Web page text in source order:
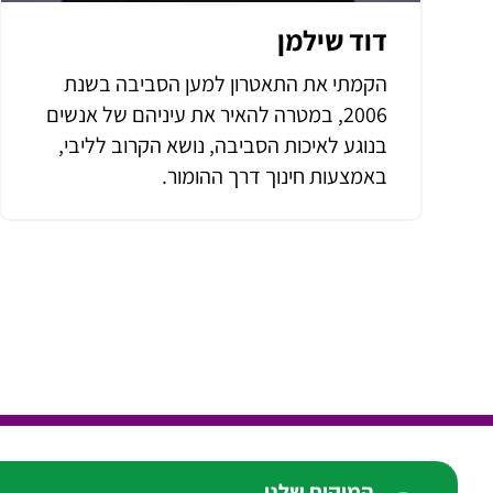
דוד שילמן
הקמתי את התאטרון למען הסביבה בשנת
2006, במטרה להאיר את עיניהם של אנשים
בנוגע לאיכות הסביבה, נושא הקרוב לליבי,
באמצעות חינוך דרך ההומור.